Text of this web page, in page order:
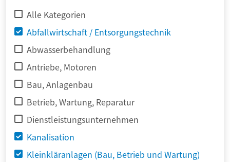
Alle Kategorien
Abfallwirtschaft / Entsorgungstechnik
Abwasserbehandlung
Antriebe, Motoren
Bau, Anlagenbau
Betrieb, Wartung, Reparatur
Dienstleistungsunternehmen
Kanalisation
Kleinkläranlagen (Bau, Betrieb und Wartung)